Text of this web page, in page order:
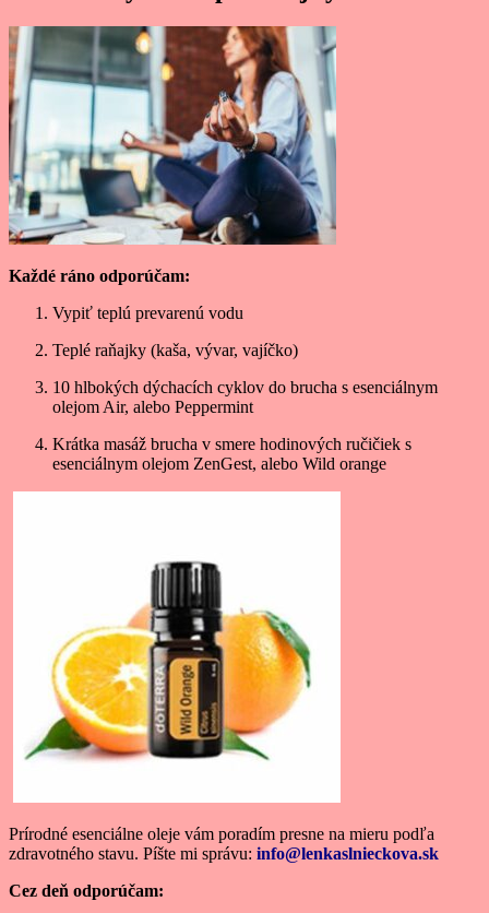
Každé ráno odporúčam:
Vypiť teplú prevarenú vodu
Teplé raňajky (kaša, vývar, vajíčko)
10 hlbokých dýchacích cyklov do brucha s esenciálnym
olejom Air, alebo Peppermint
Krátka masáž brucha v smere hodinových ručičiek s
esenciálnym olejom ZenGest, alebo Wild orange
Prírodné esenciálne oleje vám poradím presne na mieru podľa
zdravotného stavu. Píšte mi správu: info@lenkaslnieckova.sk
Cez deň odporúčam: